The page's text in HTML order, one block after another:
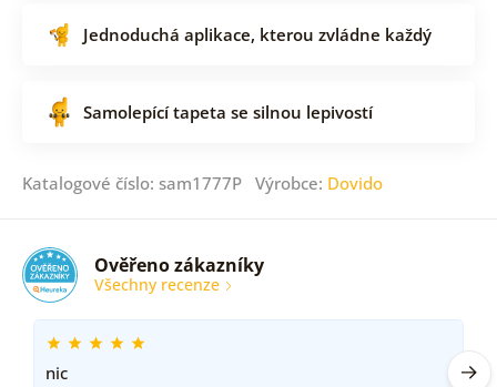
Jednoduchá aplikace, kterou zvládne každý
Samolepící tapeta se silnou lepivostí
Katalogové číslo: sam1777P Výrobce: Dovido
Ověřeno zákazníky
Všechny recenze
nic